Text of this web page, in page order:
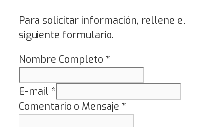
Para solicitar información, rellene el
siguiente formulario.
Nombre Completo *
E-mail *
Comentario o Mensaje *